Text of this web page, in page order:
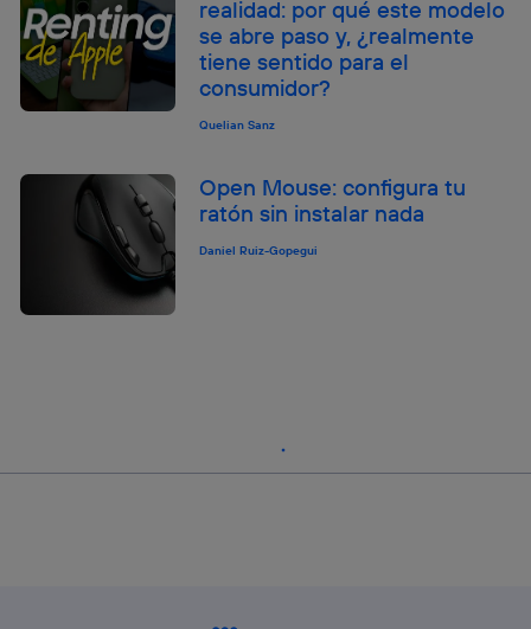
realidad: por qué este modelo
se abre paso y, ¿realmente
tiene sentido para el
consumidor?
Quelian Sanz
Open Mouse: configura tu
ratón sin instalar nada
Daniel Ruiz-Gopegui